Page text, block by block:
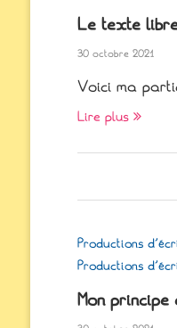
Le texte
30 octobre 2021
Voici ma
Lire plus
Productions
Productions
Mon